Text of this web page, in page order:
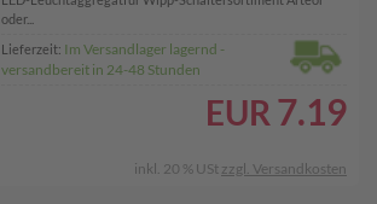
oder...
Lieferzeit: Im Versandlager lagernd -
versandbereit in 24-48 Stunden
EUR 7.19
inkl. 20 % USt zzgl. Versandkosten